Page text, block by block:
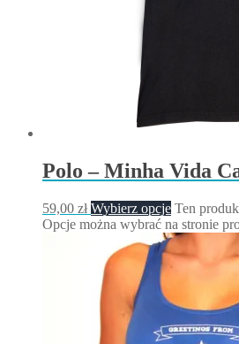
Polo – Minha Vida
59,00 zł Wybierz opcje Ten
Opcje można wybrać na stronie